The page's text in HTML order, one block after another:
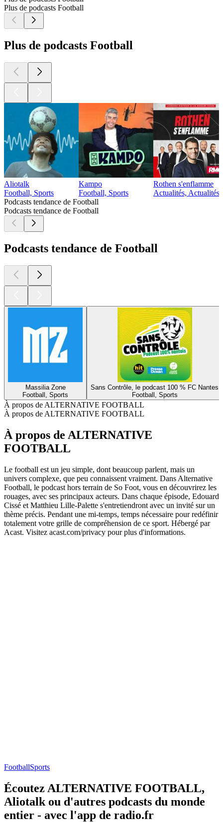
Plus de podcasts Football
Plus de podcasts Football
Aliotalk
Football, Sports
Kampo
Football, Sports
Rothen s'enflamme
Actualités, Actualités
Podcasts tendance de Football
Podcasts tendance de Football
Podcasts tendance de Football
Massilia Zone
Football, Sports
Sans Contrôle, le podcast 100 % FC Nantes
Football, Sports
À propos de ALTERNATIVE FOOTBALL
À propos de ALTERNATIVE FOOTBALL
À propos de ALTERNATIVE
FOOTBALL
Le football est un jeu simple, dont beaucoup parlent, mais un
univers complexe, que peu connaissent vraiment. Dans Alternative
Football, le podcast hors terrain de So Foot, vous en découvrirez les
rouages, avec ses principaux acteurs. Dans chaque épisode, Edouard
Cissé et Matthieu Lille-Palette s'entretiendront avec un invité sur un
thème précis. Pendant une mi-temps, temps nécessaire pour redéfinir
totalement votre grille de compréhension de ce sport. Hébergé par
Acast. Visitez acast.com/privacy pour plus d'informations.
FootballSports
Écoutez ALTERNATIVE FOOTBALL,
Aliotalk ou d'autres podcasts du monde
entier - avec l'app de radio.fr